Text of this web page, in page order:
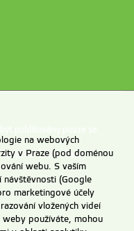
na ČZU v Praze.
na webových
v Praze (pod doménou
webu. S vaším
návštěvnosti (Google
marketingové účely
vložených videí
weby používáte, mohou